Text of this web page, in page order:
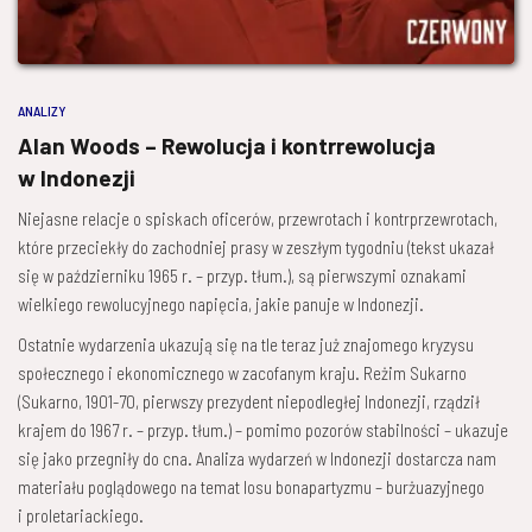
ANALIZY
Alan Woods – Rewolucja i kontrrewolucja
w Indonezji
Niejasne relacje o spiskach oficerów, przewrotach i kontrprzewrotach,
które przeciekły do zachodniej prasy w zeszłym tygodniu (tekst ukazał
się w październiku 1965 r. – przyp. tłum.), są pierwszymi oznakami
wielkiego rewolucyjnego napięcia, jakie panuje w Indonezji.
Ostatnie wydarzenia ukazują się na tle teraz już znajomego kryzysu
społecznego i ekonomicznego w zacofanym kraju. Reżim Sukarno
(Sukarno, 1901-70, pierwszy prezydent niepodległej Indonezji, rządził
krajem do 1967 r. – przyp. tłum.) – pomimo pozorów stabilności – ukazuje
się jako przegniły do cna. Analiza wydarzeń w Indonezji dostarcza nam
materiału poglądowego na temat losu bonapartyzmu – burżuazyjnego
i proletariackiego.